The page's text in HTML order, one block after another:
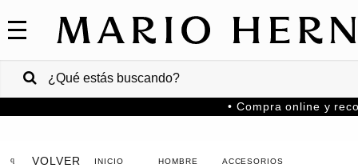
COLECCIONES
VENTAS
• Compra online y
VOLVER HOMBRE ACCESORIOS